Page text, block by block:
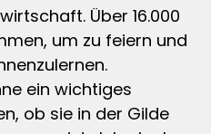
Über 16.000
um zu feiern und
ein wichtiges
ob sie in der Gilde